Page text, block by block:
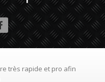
très rapide et pro afin